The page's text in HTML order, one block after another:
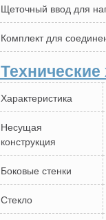
Щеточный ввод для
Комплект для
Характеристика
Несущая
конструкция
Боковые стенки
Стекло